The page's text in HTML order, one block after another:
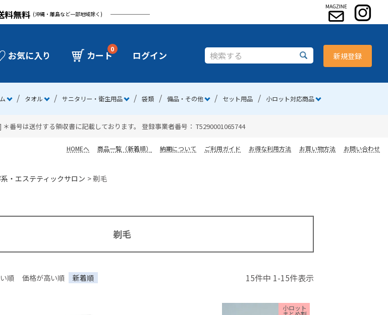
料無料 (沖縄・離島など一部地域除く)
お気に入り カート
0
ログイン 新規登録
タオル サニタリー・衛生用品 袋類 備品・その他 セット用品 小ロット対応商品
番号は送付する領収書に記載しております。 登録事業者番号： T5290001065744
HOMEへ 商品一覧（新着順） 納期について ご利用ガイド お得な利用方法 お買い物方法 お問い合わせ
・エステティックサロン 剃毛
剃毛
順 価格が高い順 新着順 15件中 1-15件表示